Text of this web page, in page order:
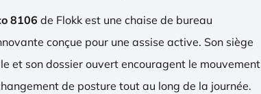
8106 de Flokk est une chaise de bureau
conçue pour une assise active. Son siège
et son dossier ouvert encouragent le mouvement
de posture tout au long de la journée.